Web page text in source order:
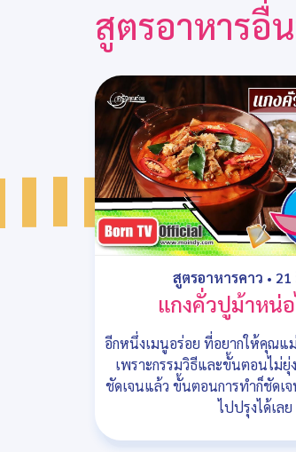
สูตรอาหารอื่
สูตรอาหารคาว • 21
แกงคั่วปูม้าหน่
อีกหนึ่งเมนูอร่อย ที่อยากให้คุณแ
เพราะกรรมวิธีและขั้นตอนไม่ยุ่
ชัดเจนแล้ว ขั้นตอนการทำก็ชัดเ
ไปปรุงได้เลย